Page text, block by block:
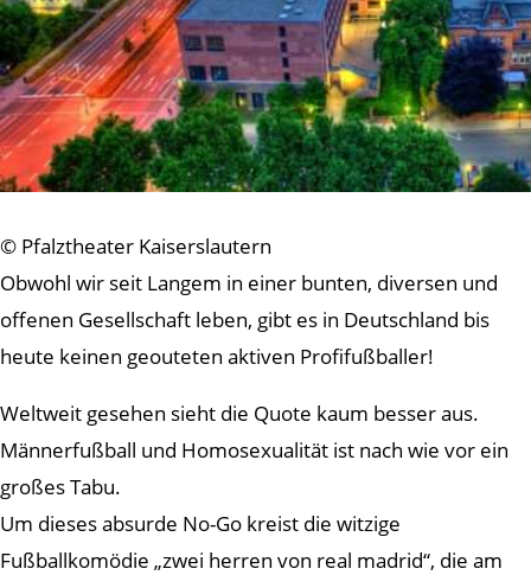
© Pfalztheater Kaiserslautern
Obwohl wir seit Langem in einer bunten, diversen und
offenen Gesellschaft leben, gibt es in Deutschland bis
heute keinen geouteten aktiven Profifußballer!
Weltweit gesehen sieht die Quote kaum besser aus.
Männerfußball und Homosexualität ist nach wie vor ein
großes Tabu.
Um dieses absurde No-Go kreist die witzige
Fußballkomödie „zwei herren von real madrid“, die am